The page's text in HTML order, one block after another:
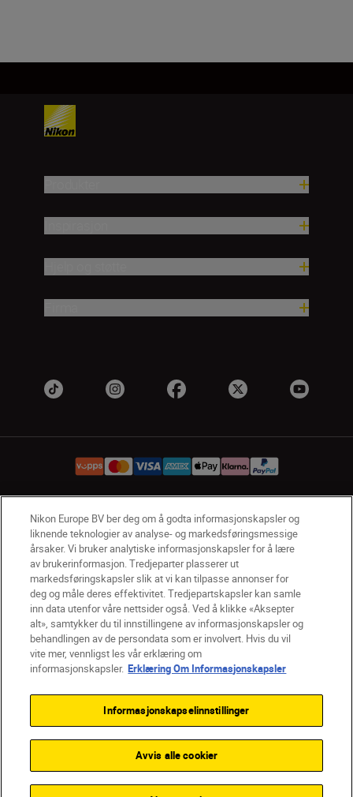
NO Nikon Sites
Kontakt oss Personvernerklæring
Bruksvilkår
Vilkår og betingelser for Nikon Store
Erklæring Om Informasjonskapsler
Tilgjengelighet
Innstillinger for informasjonskapsler
© 2026 Nikon
Back to top
Nikon Europe BV ber deg om å godta informasjonskapsler og
liknende teknologier av analyse- og markedsføringsmessige
årsaker. Vi bruker analytiske informasjonskapsler for å lære
av brukerinformasjon. Tredjeparter plasserer ut
markedsføringskapsler slik at vi kan tilpasse annonser for
deg og måle deres effektivitet. Tredjepartskapsler kan samle
inn data utenfor våre nettsider også. Ved å klikke «Aksepter
alt», samtykker du til innstillingene av informasjonskapsler og
behandlingen av de persondata som er involvert. Hvis du vil
vite mer, vennligst les vår erklæring om
informasjonskapsler. Erklæring Om Informasjonskapsler
Informasjonskapselinnstillinger
Avvis alle cookier